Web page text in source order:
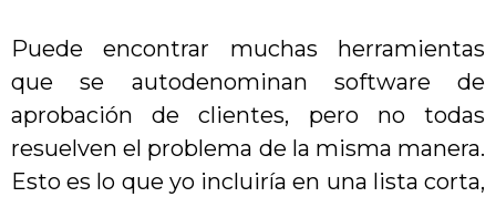
Puede encontrar muchas herramientas
que se autodenominan software de
aprobación de clientes, pero no todas
resuelven el problema de la misma manera.
Esto es lo que yo incluiría en una lista corta,